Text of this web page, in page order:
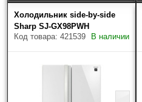
Smeg(161)
Zigmund & Shtain
Холодильник side-by-side
Sharp SJ-GX98PWH
Код товара: 421539
В наличии